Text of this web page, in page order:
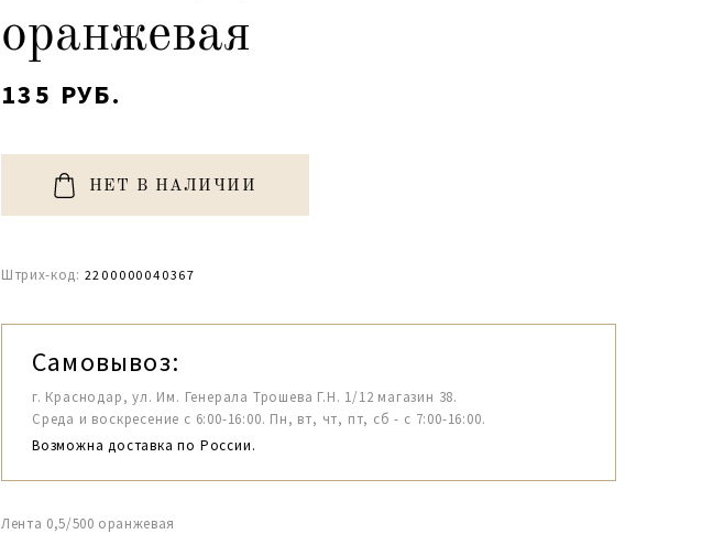
оранжевая
135 РУБ.
НЕТ В НАЛИЧИИ
Штрих-код: 2200000040367
Самовывоз:
г. Краснодар, ул. Им. Генерала Трошева Г.Н. 1/12 магазин 38.
Среда и воскресение с 6:00-16:00. Пн, вт, чт, пт, сб - с 7:00-16:00.
Возможна доставка по России.
Лента 0,5/500 оранжевая